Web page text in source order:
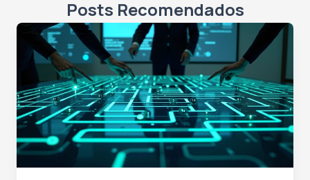
Posts Recomendados